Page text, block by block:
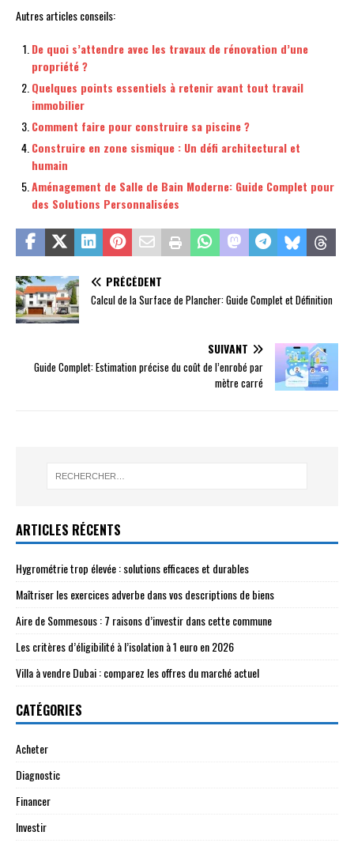
Autres articles conseils:
De quoi s’attendre avec les travaux de rénovation d’une
propriété ?
Quelques points essentiels à retenir avant tout travail
immobilier
Comment faire pour construire sa piscine ?
Construire en zone sismique : Un défi architectural et
humain
Aménagement de Salle de Bain Moderne: Guide Complet pour
des Solutions Personnalisées
PRÉCÉDENT
Calcul de la Surface de Plancher: Guide Complet et Définition
SUIVANT
Guide Complet: Estimation précise du coût de l’enrobé par
mètre carré
ARTICLES RÉCENTS
Hygrométrie trop élevée : solutions efficaces et durables
Maîtriser les exercices adverbe dans vos descriptions de biens
Aire de Sommesous : 7 raisons d’investir dans cette commune
Les critères d’éligibilité à l’isolation à 1 euro en 2026
Villa à vendre Dubai : comparez les offres du marché actuel
CATÉGORIES
Acheter
Diagnostic
Financer
Investir